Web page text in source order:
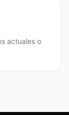
actuales o